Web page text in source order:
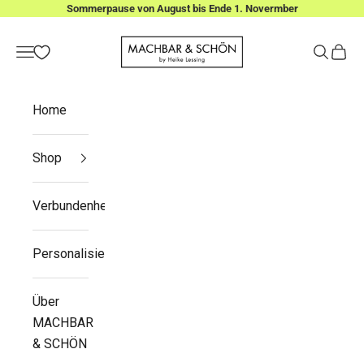
Zum Inhalt springenSommerpause von August bis Ende 1. Novermber
MACHBAR & SCHÖN
Menü
Suchen
Home
Shop
Verbundenheit
Personalisieren
Über
MACHBAR
& SCHÖN